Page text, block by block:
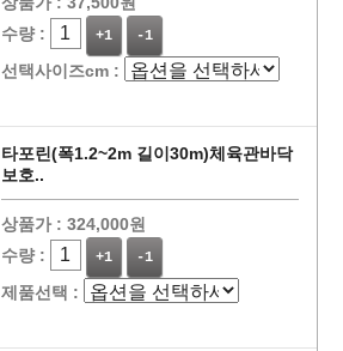
수량 :
+1 -1
선택사이즈cm :
타포린(폭1.2~2m 길이30m)체육관바닥
보호..
상품가 : 324,000원
수량 :
+1 -1
제품선택 :